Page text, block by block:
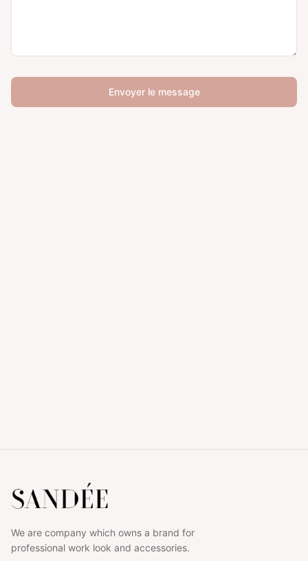
Envoyer le message
We are company which owns a brand for
professional work look and accessories.